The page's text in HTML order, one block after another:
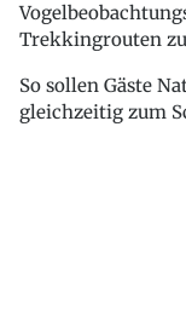
Trekkingrouten
So sollen Gäste
gleichzeitig zum